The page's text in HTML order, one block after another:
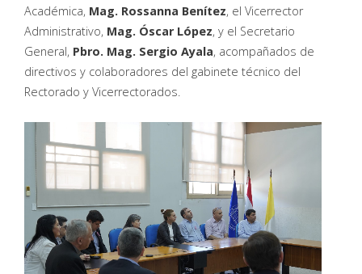
Académica, Mag. Rossanna Benítez, el Vicerrector
Administrativo, Mag. Óscar López, y el Secretario
General, Pbro. Mag. Sergio Ayala, acompañados de
directivos y colaboradores del gabinete técnico del
Rectorado y Vicerrectorados.